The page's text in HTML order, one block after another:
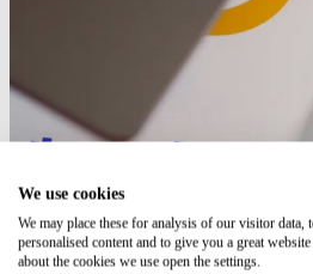
We use cookies
We may place these for analysis of our visitor
personalised content and to give you a great
about the cookies we use open the settings.